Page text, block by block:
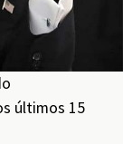
últimos 15